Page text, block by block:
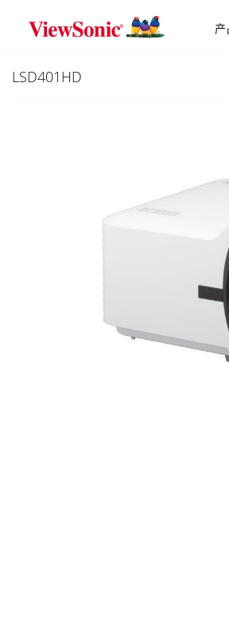
Skip to main content
产
LSD401HD